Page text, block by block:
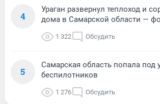
4
Ураган развернул теплоход и
дома в Самарской области —
1 322 Обсудить
5
Самарская область попала под
беспилотников
1 276 Обсудить